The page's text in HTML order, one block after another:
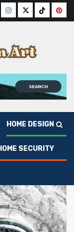
Instagram
TwitterTiktok
HOME DESIGN
SECURITY